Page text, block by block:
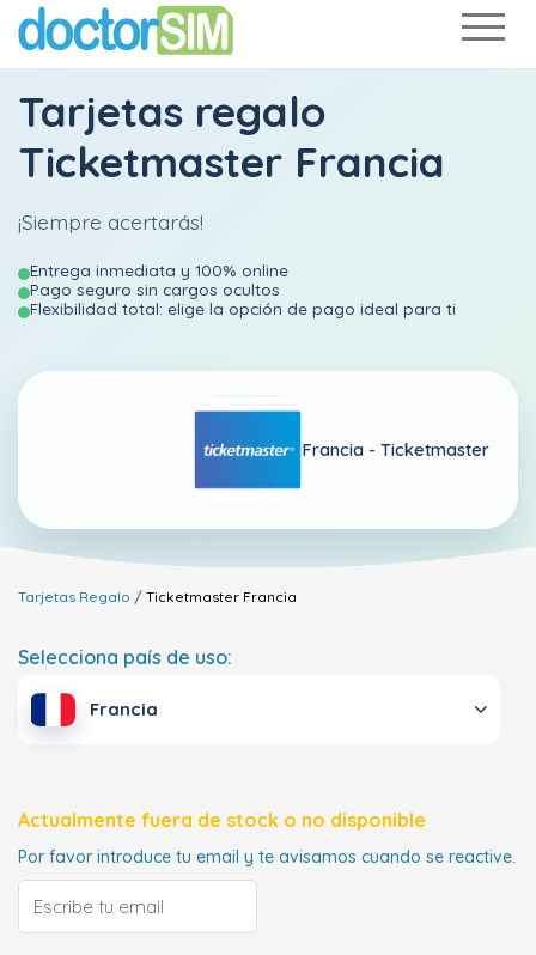
Tarjetas regalo
Ticketmaster Francia
¡Siempre acertarás!
Entrega inmediata y 100% online
Pago seguro sin cargos ocultos
Flexibilidad total: elige la opción de pago ideal para ti
Francia - Ticketmaster
Tarjetas Regalo Ticketmaster Francia
Selecciona país de uso:
Francia
Actualmente fuera de stock o no disponible
Por favor introduce tu email y te avisamos cuando se reactive.